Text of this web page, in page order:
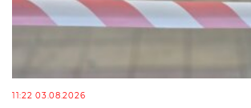
11:22 03.08.2026